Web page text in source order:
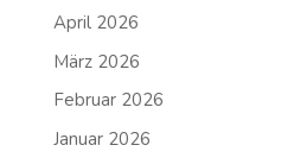
April 2026
März 2026
Februar 2026
Januar 2026